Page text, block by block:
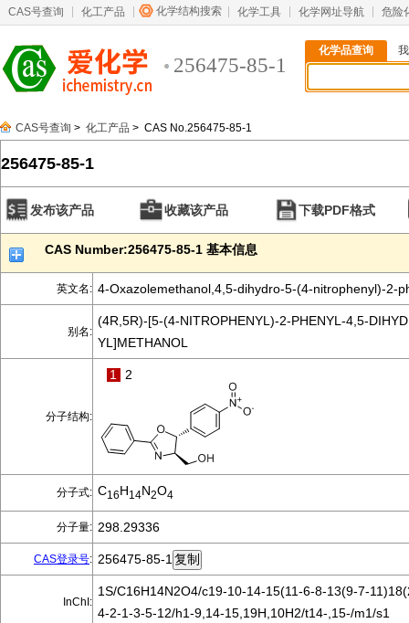
CAS号查询 化工产品 化学结构搜索 化学工具 化学网址导航 危险
256475-85-1
化学品查询
CAS号查询 > 化工产品 > CAS No.256475-85-1
256475-85-1
发布该产品 收藏该产品 下载PDF格式
CAS Number:256475-85-1 基本信息
英文名: 4-Oxazolemethanol,4,5-dihydro-5-(4-nitrophenyl)-2-
别名:
(4R,5R)-[5-(4-NITROPHENYL)-2-PHENYL-4,5-
YL]METHANOL
分子结构:
1 2
分子式: C16H14N2O4
分子量: 298.29336
CAS登录号: 256475-85-1
InChI:
1S/C16H14N2O4/c19-10-14-15(11-6-8-13(9-7-
4-2-1-3-5-12/h1-9,14-15,19H,10H2/t14-,15-/m1/s1